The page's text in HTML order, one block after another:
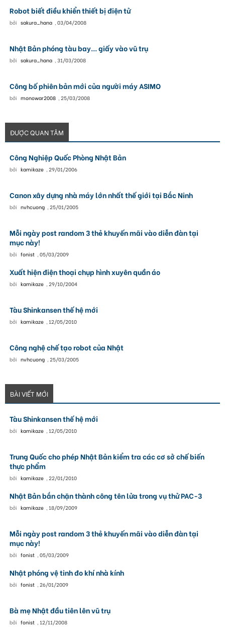
Robot biết điều khiển thiết bị điện tử
bởi sakura_hana , 03/04/2008
Nhật Bản phóng tàu bay... giấy vào vũ trụ
bởi sakura_hana , 31/03/2008
Công bố phiên bản mới của người máy ASIMO
bởi monowar2008 , 25/03/2008
ĐƯỢC QUAN TÂM
Công Nghiệp Quốc Phòng Nhật Bản
bởi kamikaze , 29/01/2006
Canon xây dựng nhà máy lớn nhất thế giới tại Bắc Ninh
bởi nvhcuong , 25/01/2005
Mỗi ngày post random 3 thẻ khuyến mãi vào diễn đàn tại
mục này!
bởi fonist , 05/03/2009
Xuất hiện điện thoại chụp hình xuyên quần áo
bởi kamikaze , 29/10/2004
Tàu Shinkansen thế hệ mới
bởi kamikaze , 12/05/2010
Công nghệ chế tạo robot của Nhật
bởi nvhcuong , 25/03/2005
BÀI VIẾT MỚI
Tàu Shinkansen thế hệ mới
bởi kamikaze , 12/05/2010
Trung Quốc cho phép Nhật Bản kiểm tra các cơ sở chế biến
thực phẩm
bởi kamikaze , 22/01/2010
Nhật Bản bắn chặn thành công tên lửa trong vụ thử PAC-3
bởi kamikaze , 18/09/2009
Mỗi ngày post random 3 thẻ khuyến mãi vào diễn đàn tại
mục này!
bởi fonist , 05/03/2009
Nhật phóng vệ tinh đo khí nhà kính
bởi fonist , 26/01/2009
Bà mẹ Nhật đầu tiên lên vũ trụ
bởi fonist , 12/11/2008